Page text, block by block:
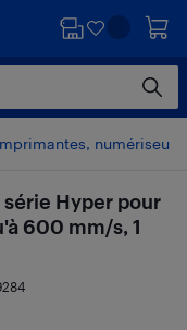
série Hyper pour
600 mm/s, 1